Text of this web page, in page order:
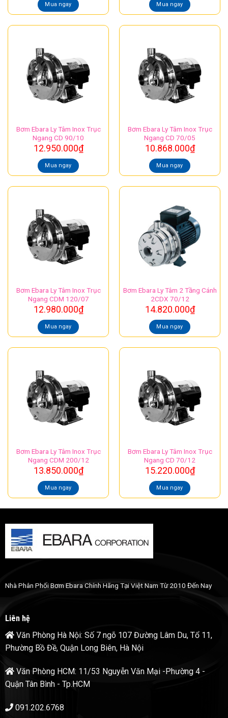
Mua ngay Mua ngay
Bơm Ebara Ly Tâm Inox Trục
Ngang CD 90/10
12.950.000₫
Mua ngay
Bơm Ebara Ly Tâm Inox Trục
Ngang CD 70/05
10.868.000₫
Mua ngay
Bơm Ebara Ly Tâm Inox Trục
Ngang CDM 120/07
12.980.000₫
Mua ngay
Bơm Ebara Ly Tâm 2 Tầng Cánh
2CDX 70/12
14.820.000₫
Mua ngay
Bơm Ebara Ly Tâm Inox Trục
Ngang CDM 200/12
13.850.000₫
Mua ngay
Bơm Ebara Ly Tâm Inox Trục
Ngang CD 70/12
15.220.000₫
Mua ngay
Nhà Phân Phối Bơm Ebara Chính Hãng Tại Việt Nam Từ 2010 Đến Nay
Liên hệ
Văn Phòng Hà Nội: Số 7 ngõ 107 Đường Lâm Du, Tổ 11,
Phường Bồ Đề, Quận Long Biên, Hà Nội
Văn Phòng HCM: 11/53 Nguyễn Văn Mại -Phường 4 -
Quận Tân Bình - Tp.HCM
091.202.6768